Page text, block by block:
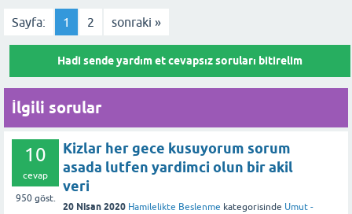
Bu yanıt faydalı oldu mu?
Sayfa: 1 2 sonraki »
Hadi sende yardım et cevapsız soruları bitirelim
İlgili sorular
10
cevap
950göst.
Kizlar her gece kusuyorum sorum
asada lutfen yardimci olun bir akil
veri
20 Nisan 2020 Hamilelikte Beslenme kategorisinde Umut -